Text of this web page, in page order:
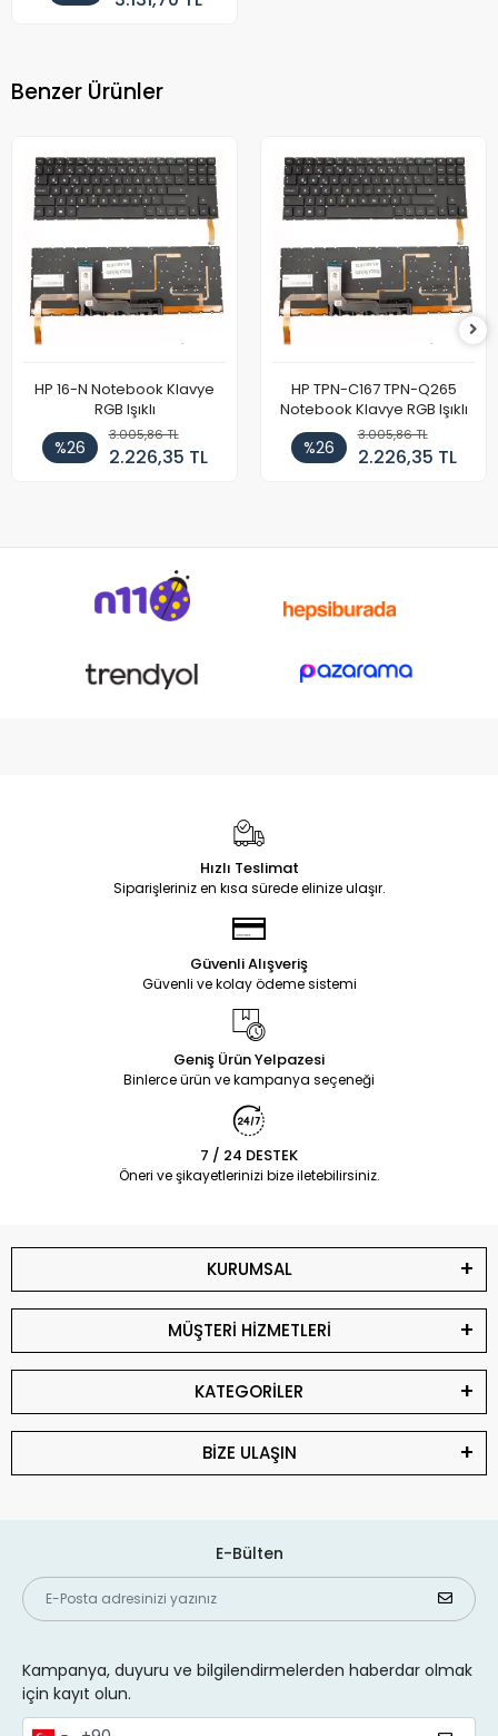
Benzer Ürünler
HP 16-N Notebook Klavye
RGB Işıklı
%26
3.005,86 TL
2.226,35 TL
HP TPN-C167 TPN-Q265
Notebook Klavye RGB Işıklı
%26
3.005,86 TL
2.226,35 TL
Hızlı Teslimat
Siparişleriniz en kısa sürede elinize ulaşır.
Güvenli Alışveriş
Güvenli ve kolay ödeme sistemi
Geniş Ürün Yelpazesi
Binlerce ürün ve kampanya seçeneği
7 / 24 DESTEK
Öneri ve şikayetlerinizi bize iletebilirsiniz.
KURUMSAL
MÜŞTERİ HİZMETLERİ
KATEGORİLER
BİZE ULAŞIN
E-Bülten
Kampanya, duyuru ve bilgilendirmelerden haberdar olmak
için kayıt olun.